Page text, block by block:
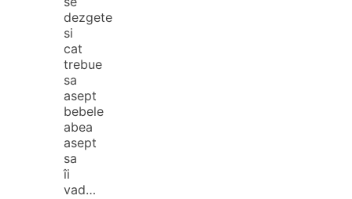
dezgete
si
cat
trebue
sa
asept
bebele
abea
asept
sa
îi
vad…